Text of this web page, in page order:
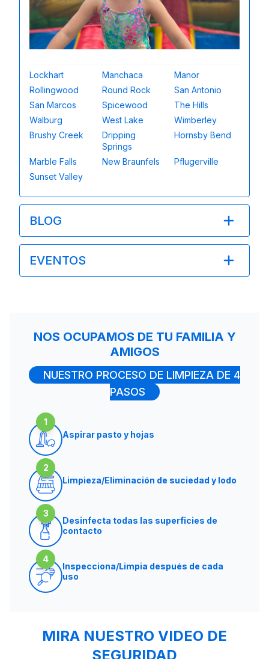
Lockhart Manchaca
Manor
Rollingwood
Round Rock
San Antonio
San Marcos
Spicewood
The Hills
Walburg
West Lake
Wimberley
Brushy Creek
Dripping
Springs
Hornsby Bend
Marble Falls New Braunfels
Pflugerville
Sunset Valley
BLOG
EVENTOS
NOS OCUPAMOS DE TU FAMILIA Y
AMIGOS
NUESTRO PROCESO DE LIMPIEZA DE 4
PASOS
1
Aspirar pasto y hojas
2
Limpieza/Eliminación de suciedad y lodo
3
Desinfecta todas las superficies de
contacto
4
Inspecciona/Limpia después de cada
uso
MIRA NUESTRO VIDEO DE
SEGURIDAD